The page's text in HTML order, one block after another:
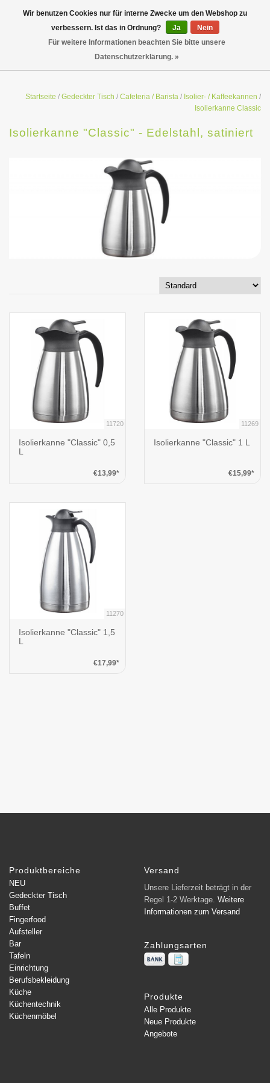
Startseite / Gedeckter Tisch / Cafeteria / Barista / Isolier- / Kaffeekannen /
Isolierkanne Classic
Isolierkanne "Classic" - Edelstahl, satiniert
11720
Isolierkanne "Classic" 0,5
L
€13,99*
11269
Isolierkanne "Classic" 1 L
€15,99*
11270
Isolierkanne "Classic" 1,5
L
€17,99*
Produktbereiche
NEU
Gedeckter Tisch
Buffet
Fingerfood
Aufsteller
Bar
Tafeln
Einrichtung
Berufsbekleidung
Küche
Küchentechnik
Küchenmöbel
Versand
Unsere Lieferzeit beträgt in der
Regel 1-2 Werktage. Weitere
Informationen zum Versand
Zahlungsarten
Produkte
Alle Produkte
Neue Produkte
Angebote
Wir benutzen Cookies nur für interne Zwecke um den Webshop zu
verbessern. Ist das in Ordnung?
Ja
Nein
Für weitere Informationen beachten Sie bitte unsere
Datenschutzerklärung. »